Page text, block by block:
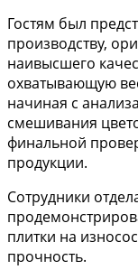
Гостям был
производству,
наивысшего
охватывающую
начиная с
смешивания
финальной
продукции.
Сотрудники
плитки на
прочность.